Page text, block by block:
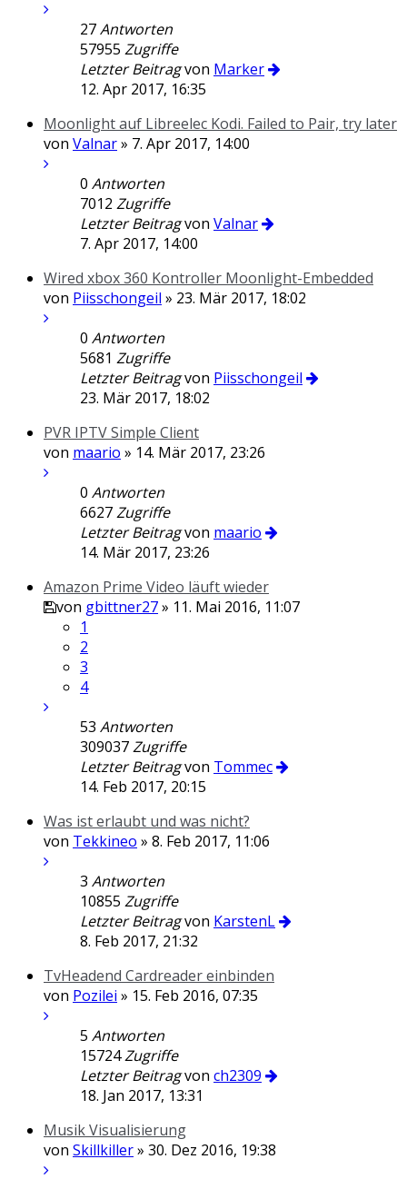
27Antworten
57955 Zugriffe
Letzter Beitragvon Marker
12. Apr 2017, 16:35
Moonlight auf Libreelec Kodi. Failed to Pair, try later
von Valnar» 7. Apr 2017, 14:00
0 Antworten
7012 Zugriffe
Letzter Beitragvon Valnar
7. Apr 2017, 14:00
Wired xbox 360 Kontroller Moonlight-Embedded
von Piisschongeil » 23. Mär 2017, 18:02
0 Antworten
5681 Zugriffe
Letzter Beitragvon Piisschongeil
23. Mär 2017, 18:02
PVR IPTV Simple Client
von maario » 14. Mär 2017, 23:26
0 Antworten
6627Zugriffe
Letzter Beitragvon maario
14. Mär 2017, 23:26
Amazon Prime Video läuft wieder
von gbittner27» 11. Mai 2016, 11:07
1
2
3
4
53 Antworten
309037Zugriffe
Letzter Beitragvon Tommec
14. Feb 2017, 20:15
Was ist erlaubt und was nicht?
von Tekkineo » 8. Feb 2017, 11:06
3 Antworten
10855 Zugriffe
Letzter Beitragvon KarstenL
8. Feb 2017, 21:32
TvHeadend Cardreader einbinden
von Pozilei » 15. Feb 2016, 07:35
5 Antworten
15724Zugriffe
Letzter Beitragvon ch2309
18. Jan 2017, 13:31
Musik Visualisierung
von Skillkiller» 30. Dez 2016, 19:38